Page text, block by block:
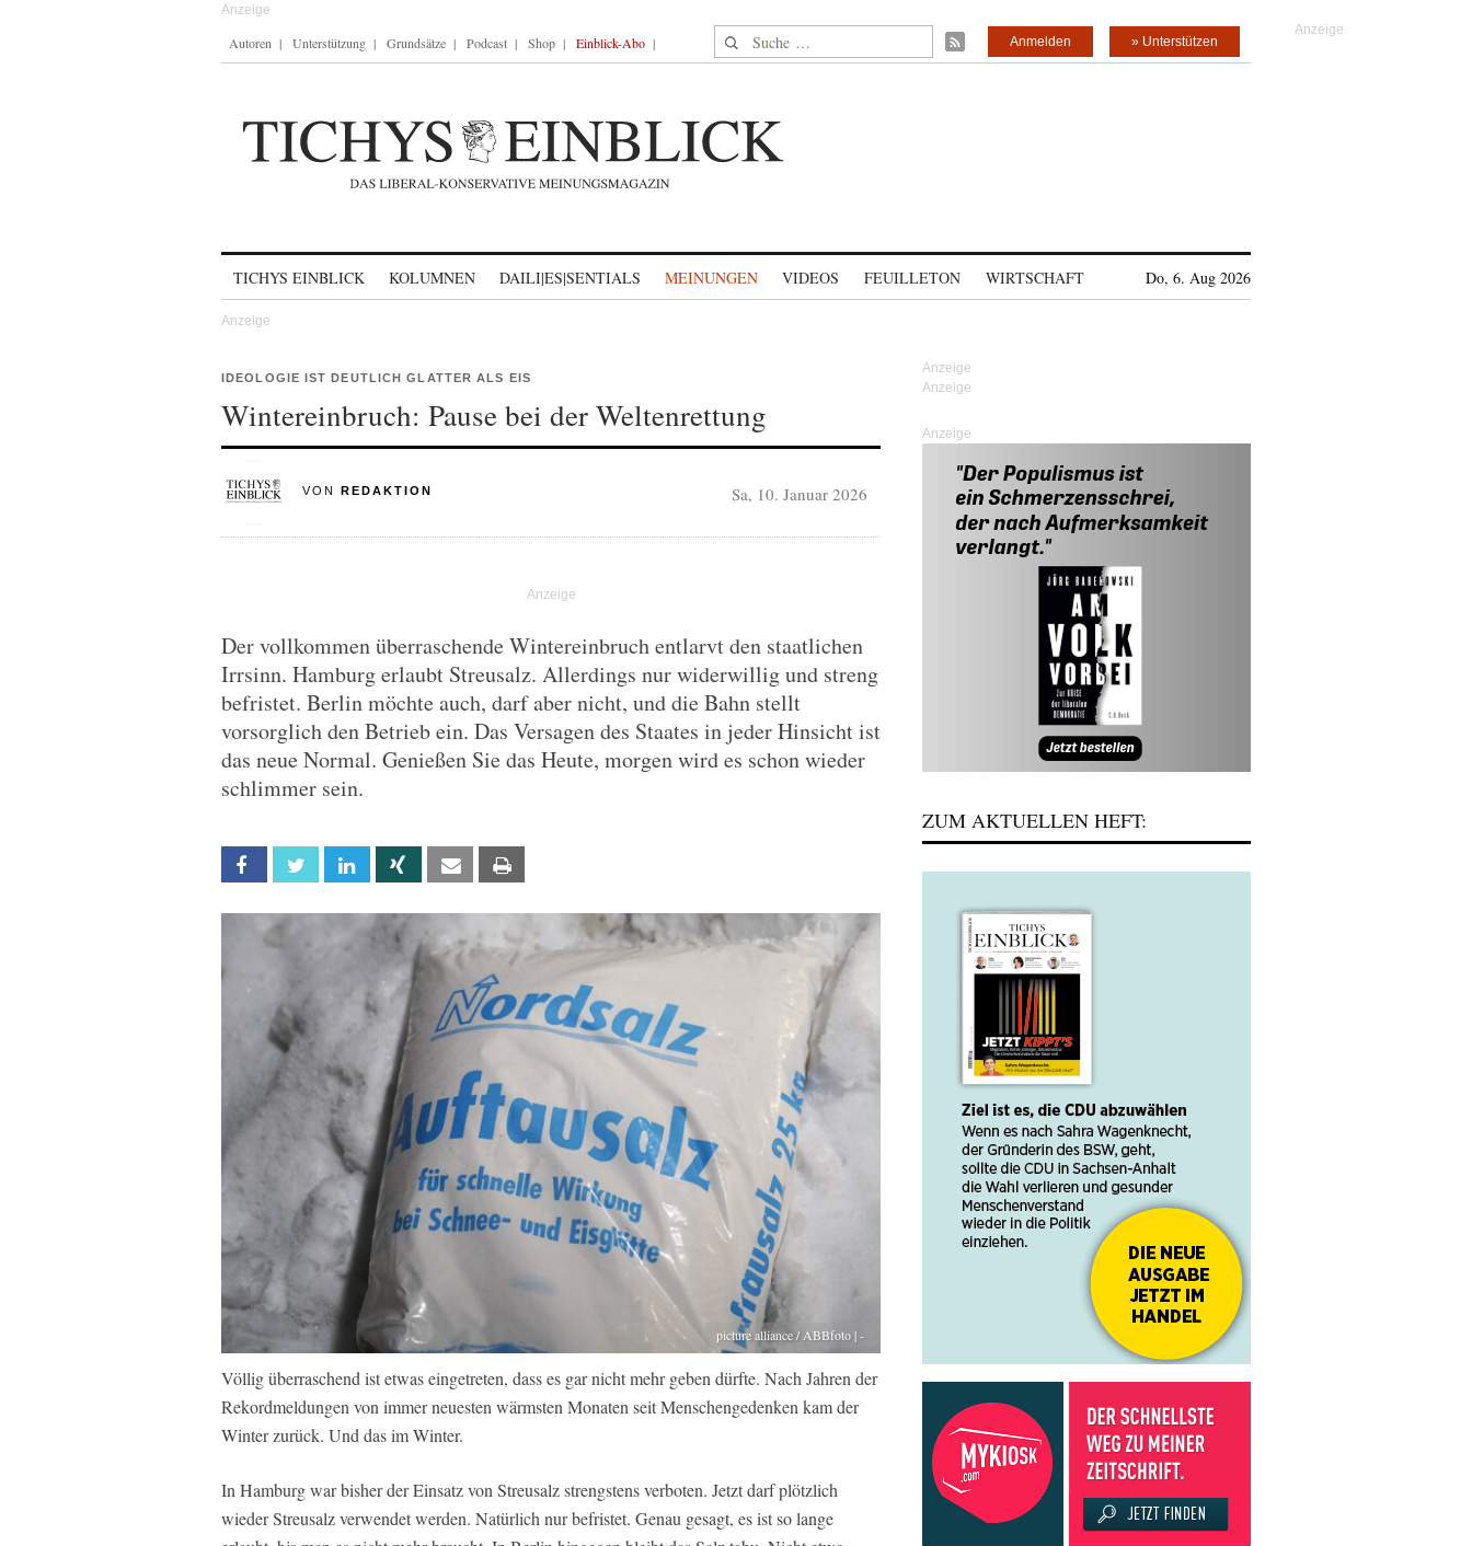
Autoren Unterstützung Grundsätze Podcast Shop Einblick-Abo Suche nach: » Unterstützen
Anmelden
TICHYS EINBLICK KOLUMNEN DAILI|ES|SENTIALS MEINUNGEN VIDEOS FEUILLETON WIRTSCHAFT Do, 6. Aug 2026
IDEOLOGIE IST DEUTLICH GLATTER ALS EIS
Wintereinbruch: Pause bei der Weltenrettung
VON REDAKTION Sa, 10. Januar 2026
Der vollkommen überraschende Wintereinbruch entlarvt den staatlichen
Irrsinn. Hamburg erlaubt Streusalz. Allerdings nur widerwillig und streng
befristet. Berlin möchte auch, darf aber nicht, und die Bahn stellt
vorsorglich den Betrieb ein. Das Versagen des Staates in jeder Hinsicht ist
das neue Normal. Genießen Sie das Heute, morgen wird es schon wieder
schlimmer sein.
Facebook Twitter Linkedin Xing Email
picture alliance / ABBfoto | -
Völlig überraschend ist etwas eingetreten, dass es gar nicht mehr geben dürfte. Nach Jahren der
Rekordmeldungen von immer neuesten wärmsten Monaten seit Menschengedenken kam der
Winter zurück. Und das im Winter.
In Hamburg war bisher der Einsatz von Streusalz strengstens verboten. Jetzt darf plötzlich
wieder Streusalz verwendet werden. Natürlich nur befristet. Genau gesagt, es ist so lange
Anzeige
ZUM AKTUELLEN HEFT: